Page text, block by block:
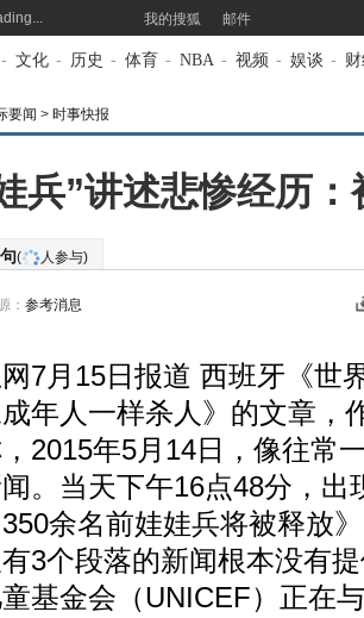
我的搜狐 邮件
- 文化 - 历史 - 体育 - NBA - 视频 - 娱谈 -
要闻 > 时事快报
兵”讲述悲惨经历
( 人参与)
： 参考消息
月15日报道 西班牙《世
年人一样杀人》的文章，
2015年5月14日，像往常
。当天下午16点48分，出
350余名前娃娃兵将被释放
3个段落的新闻根本没有
基金会（UNICEF）正在